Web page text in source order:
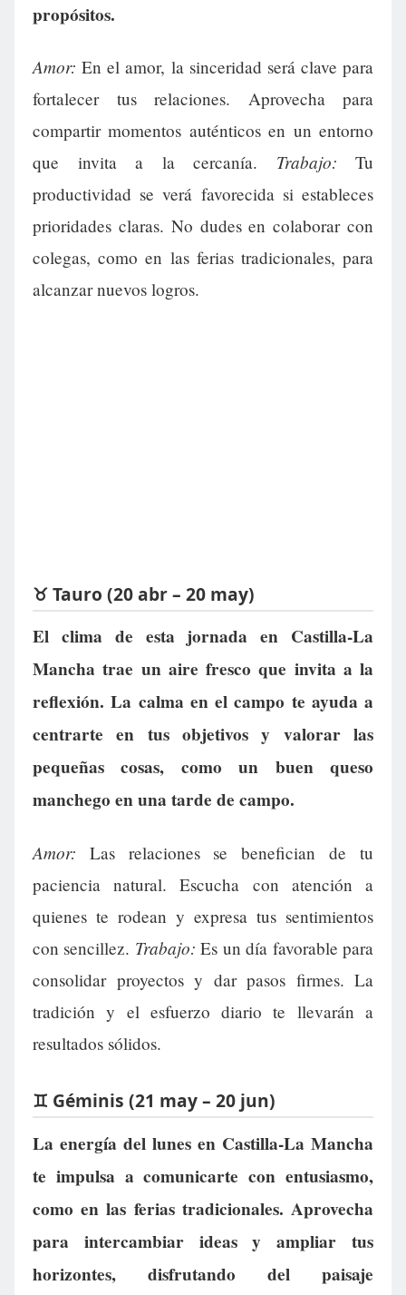
propósitos.
Amor: En el amor, la sinceridad será clave para
fortalecer tus relaciones. Aprovecha para
compartir momentos auténticos en un entorno
que invita a la cercanía. Trabajo: Tu
productividad se verá favorecida si estableces
prioridades claras. No dudes en colaborar con
colegas, como en las ferias tradicionales, para
alcanzar nuevos logros.
♉ Tauro (20 abr – 20 may)
El clima de esta jornada en Castilla-La
Mancha trae un aire fresco que invita a la
reflexión. La calma en el campo te ayuda a
centrarte en tus objetivos y valorar las
pequeñas cosas, como un buen queso
manchego en una tarde de campo.
Amor: Las relaciones se benefician de tu
paciencia natural. Escucha con atención a
quienes te rodean y expresa tus sentimientos
con sencillez. Trabajo: Es un día favorable para
consolidar proyectos y dar pasos firmes. La
tradición y el esfuerzo diario te llevarán a
resultados sólidos.
♊ Géminis (21 may – 20 jun)
La energía del lunes en Castilla-La Mancha
te impulsa a comunicarte con entusiasmo,
como en las ferias tradicionales. Aprovecha
para intercambiar ideas y ampliar tus
horizontes, disfrutando del paisaje